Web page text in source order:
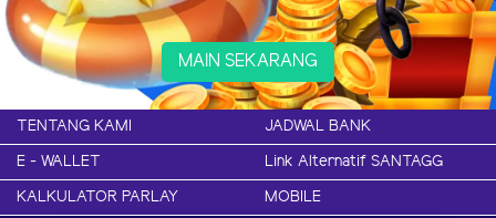
MAIN SEKARANG
TENTANG KAMI
JADWAL BANK
E - WALLET
Link Alternatif SANTAGG
KALKULATOR PARLAY
MOBILE